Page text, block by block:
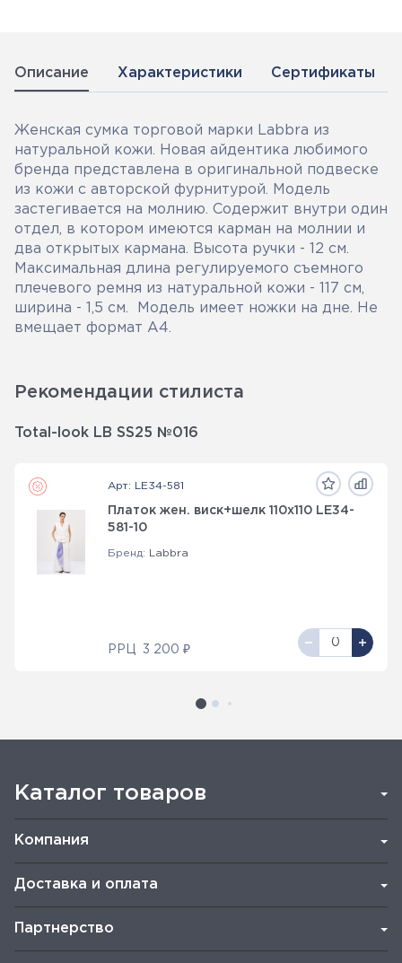
Описание Характеристики Сертификаты
Женская сумка торговой марки Labbra из
натуральной кожи. Новая айдентика любимого
бренда представлена в оригинальной подвеске
из кожи с авторской фурнитурой. Модель
застегивается на молнию. Содержит внутри один
отдел, в котором имеются карман на молнии и
два открытых кармана. Высота ручки - 12 см.
Максимальная длина регулируемого съемного
плечевого ремня из натуральной кожи - 117 см,
ширина - 1,5 см. Модель имеет ножки на дне. Не
вмещает формат А4.
Рекомендации стилиста
Total-look LB SS25 №016
Арт: LE34-581
Платок жен. виск+шелк 110х110 LE34-
581-10
Бренд: Labbra
РРЦ 3 200 ₽
Каталог товаров
Компания
Доставка и оплата
Партнерство